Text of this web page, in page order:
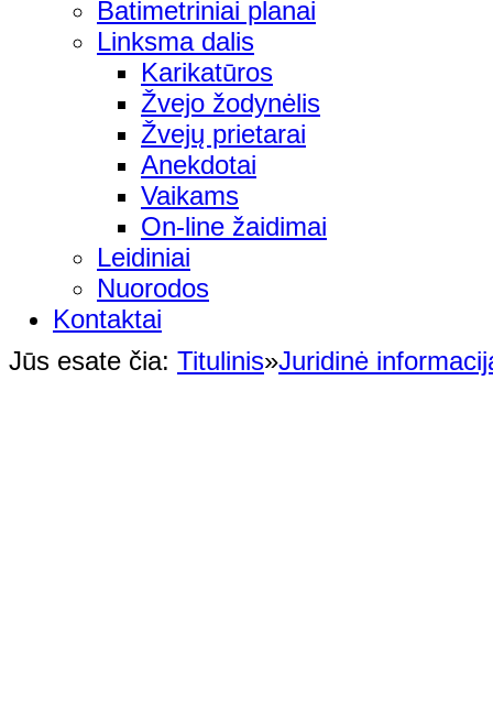
Batimetriniai planai
Linksma dalis
Karikatūros
Žvejo žodynėlis
Žvejų prietarai
Anekdotai
Vaikams
On-line žaidimai
Leidiniai
Nuorodos
Kontaktai
Jūs esate čia: Titulinis»Juridinė